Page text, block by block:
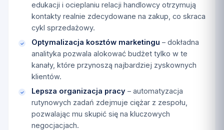
edukacji i ocieplaniu relacji handlowcy otrzymują
kontakty realnie zdecydowane na zakup, co skraca
cykl sprzedażowy.
Optymalizacja kosztów marketingu – dokładna
analityka pozwala alokować budżet tylko w te
kanały, które przynoszą najbardziej zyskownych
klientów.
Lepsza organizacja pracy – automatyzacja
rutynowych zadań zdejmuje ciężar z zespołu,
pozwalając mu skupić się na kluczowych
negocjacjach.